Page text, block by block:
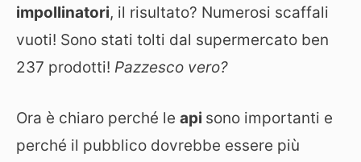
impollinatori, il risultato? Numerosi scaffali
vuoti! Sono stati tolti dal supermercato ben
237 prodotti! Pazzesco vero?
Ora è chiaro perché le api sono importanti e
perché il pubblico dovrebbe essere più